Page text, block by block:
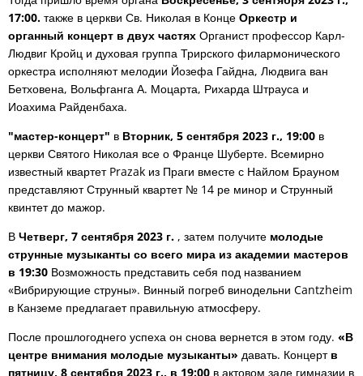
17:00. также в церкви Св. Николая в Конце Оркестр и
органный концерт в двух частях Органист профессор Карл-
Людвиг Кройц и духовая группа Трирского филармонического
оркестра исполняют мелодии Йозефа Гайдна, Людвига ван
Бетховена, Вольфганга А. Моцарта, Рихарда Штрауса и
Иоахима Райденбаха.
"мастер-концерт" в Вторник, 5 сентября 2023 г., 19:00 в
церкви Святого Николая все о Франце Шуберте. Всемирно
известный квартет Prazak из Праги вместе с Найлом Брауном
представляют Струнный квартет № 14 ре минор и Струнный
квинтет до мажор.
В Четверг, 7 сентября 2023 г. , затем получите молодые
струнные музыканты со всего мира из академии мастеров
в 19:30 Возможность представить себя под названием
«Вибрирующие струны». Винный погреб винодельни Cantzheim
в Канземе предлагает правильную атмосферу.
После прошлогоднего успеха он снова вернется в этом году. «В
центре внимания молодые музыканты» давать. Концертв
пятницу, 8 сентября 2023 г., в 19:00 в актовом зале гимназии в